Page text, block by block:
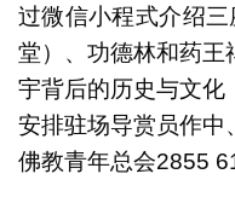
过微信小程式介绍
堂）、功德林和药王
宇背后的历史与文化
安排驻场导赏员作中
佛教青年总会2855